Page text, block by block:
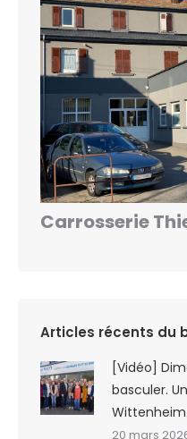
Carrosserie
Articles récents du
[Vidéo]
basculer.
20 mars